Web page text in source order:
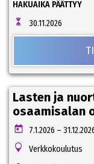
HAKUAIKA PÄÄTTYY
30.11.2026
Lasten ja
osaamisalan
7.1.2026 –
Verkkokoulutus